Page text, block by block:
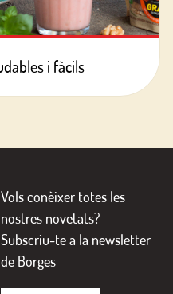
i fàcils
Vols conèixer totes les
nostres novetats?
Subscriu-te a la newsletter
de Borges